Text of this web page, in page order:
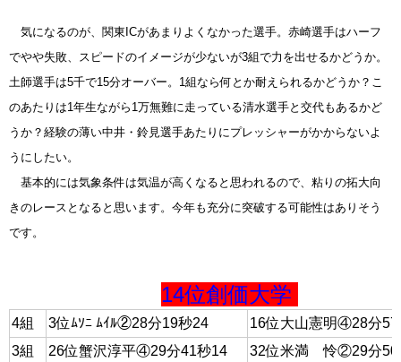
気になるのが、関東ICがあまりよくなかった選手。赤崎選手はハーフ
でやや失敗、スピードのイメージが少ないが3組で力を出せるかどうか。
土師選手は5千で15分オーバー。1組なら何とか耐えられるかどうか？こ
のあたりは1年生ながら1万無難に走っている清水選手と交代もあるかど
うか？経験の薄い中井・鈴見選手あたりにプレッシャーがかからないよ
うにしたい。
基本的には気象条件は気温が高くなると思われるので、粘りの拓大向
きのレースとなると思います。今年も充分に突破する可能性はありそう
です。
14位創価大学
4組 3位ﾑｿﾆ ﾑｲﾙ②28分19秒24
16位大山憲明④28分
3組
26位蟹沢淳平④29分41秒14
32位米満 怜②29分